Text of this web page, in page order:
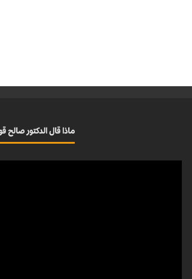
ماذا قال الدكتور صالح